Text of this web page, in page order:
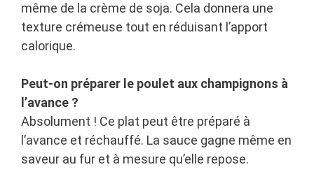
même de la crème de soja. Cela donnera une
texture crémeuse tout en réduisant l’apport
calorique.
Peut-on préparer le poulet aux champignons à
l’avance ?
Absolument ! Ce plat peut être préparé à
l’avance et réchauffé. La sauce gagne même en
saveur au fur et à mesure qu’elle repose.